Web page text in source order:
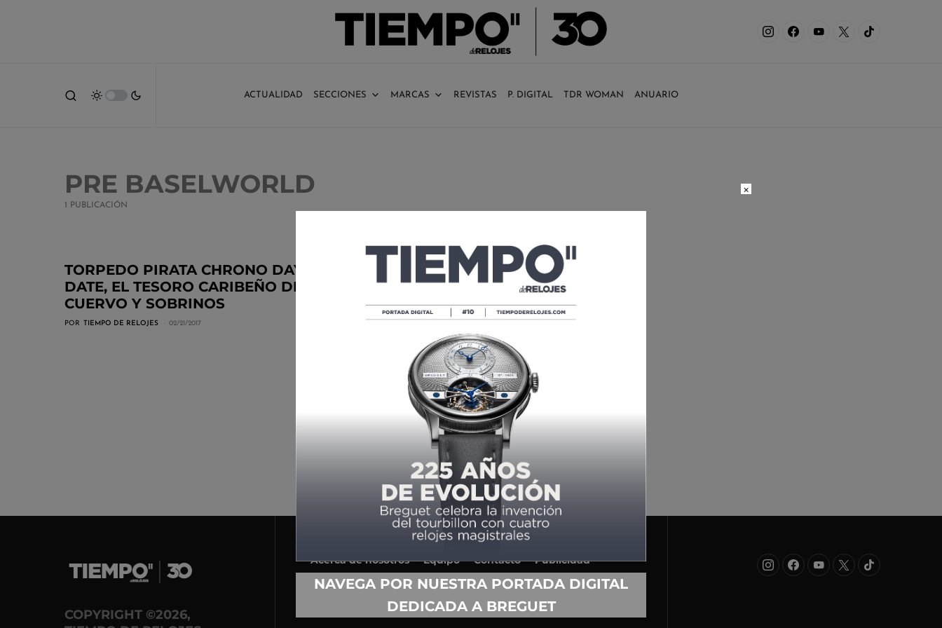
ACTUALIDAD SECCIONES MARCAS REVISTAS P. DIGITAL TDR WOMAN ANUARIO
PRE BASELWORLD
1 PUBLICACIÓN
TORPEDO PIRATA CHRONO DAY
DATE, EL TESORO CARIBEÑO DE
CUERVO Y SOBRINOS
POR TIEMPO DE RELOJES 02/21/2017
COPYRIGHT ©2026,
Acerca de nosotros Equipo Contacto
Publicidad
Anuario
Términos y condiciones de uso
×
NAVEGA POR NUESTRA PORTADA DIGITAL
DEDICADA A BREGUET